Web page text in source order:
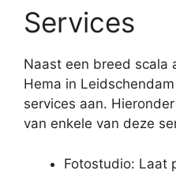
Services
Naast een breed scala
Hema in
services aan.
van enkele van deze
Fotostudio: Laat